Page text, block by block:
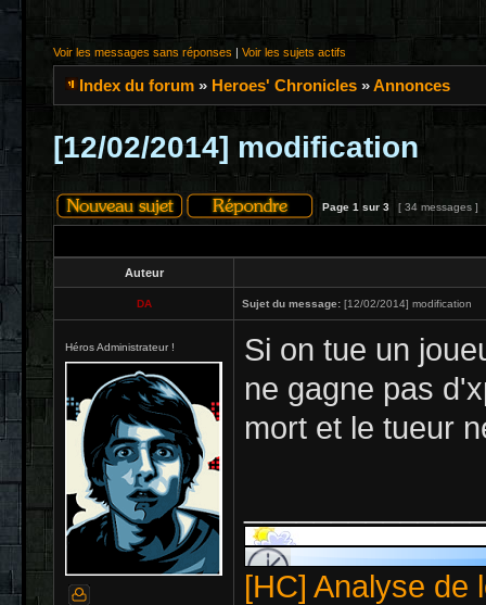
Voir les messages sans réponses | Voir les sujets actifs
Index du forum » Heroes' Chronicles »Annonces
[12/02/2014] modification
Page 1 sur 3 [ 34 messages ]
Auteur
DA Sujet du message: [12/02/2014] modification
Héros Administrateur !
Si on tue un
ne gagne pas
mort et le tueur
[HC] Analyse de